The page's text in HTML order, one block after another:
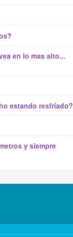
en lo mas alto...
estando resfriado?
y siempre